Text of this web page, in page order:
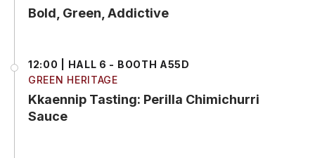
Bold, Green, Addictive
12:00 | HALL 6 - BOOTH A55D
GREEN HERITAGE
Kkaennip Tasting: Perilla Chimichurri
Sauce